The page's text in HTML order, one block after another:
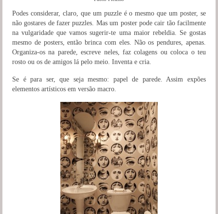
Podes considerar, claro, que um puzzle é o mesmo que um poster, se
não gostares de fazer puzzles. Mas um poster pode cair tão facilmente
na vulgaridade que vamos sugerir-te uma maior rebeldia. Se gostas
mesmo de posters, então brinca com eles. Não os pendures, apenas.
Organiza-os na parede, escreve neles, faz colagens ou coloca o teu
rosto ou os de amigos lá pelo meio. Inventa e cria.
Se é para ser, que seja mesmo: papel de parede. Assim expões
elementos artísticos em versão macro.